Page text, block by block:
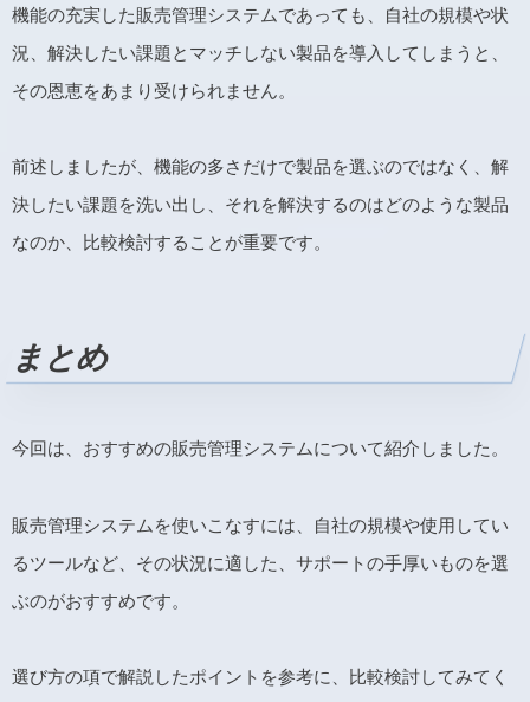
機能の充実した販売管理システムであっても、自社の規模や状
況、解決したい課題とマッチしない製品を導入してしまうと、
その恩恵をあまり受けられません。
前述しましたが、機能の多さだけで製品を選ぶのではなく、解
決したい課題を洗い出し、それを解決するのはどのような製品
なのか、比較検討することが重要です。
まとめ
今回は、おすすめの販売管理システムについて紹介しました。
販売管理システムを使いこなすには、自社の規模や使用してい
るツールなど、その状況に適した、サポートの手厚いものを選
ぶのがおすすめです。
選び方の項で解説したポイントを参考に、比較検討してみてく